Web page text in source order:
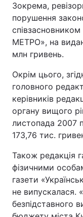
Зокрема,
порушення
співзасновником
МЕТРО», на
млн гривень.
Окрім цього,
головного
керівників
органу вищого
листопада 2007
173,76 тис.
Також редакція
фізичними
газети
не випускалася.
безпідставного